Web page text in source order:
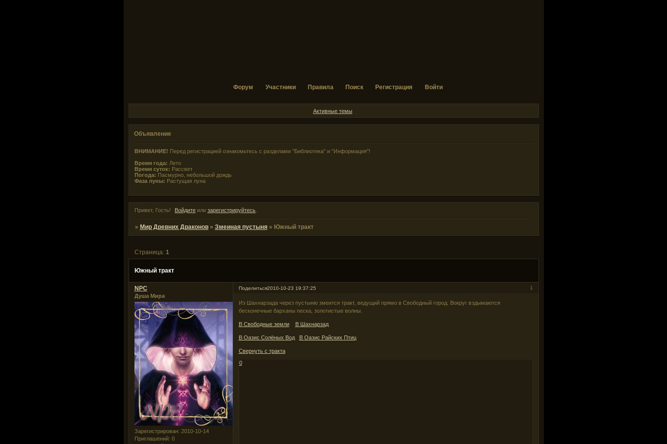
Форум Участники Правила Поиск Регистрация Войти
Активные темы
Объявление
ВНИМАНИЕ! Перед регистрацией ознакомьтесь с разделами "Библиотека" и "Информация"!
Время года: Лето
Время суток: Рассвет
Погода: Пасмурно, небольшой дождь
Фаза луны: Растущая луна
Привет, Гость! Войдите или зарегистрируйтесь
» Мир Древних Драконов » Змеиная пустыня » Южный тракт
Южный тракт
Страница: 1
Поделиться 1
2010-10-23 19:37:25
NPC
Душа Мира
Зарегистрирован: 2010-10-14
Приглашений: 0
Из Шахнарзада через пустыню змеится тракт, ведущий прямо в Свободный город. Вокруг вздымаются
бесконечные барханы песка, золотистые волны.
В Свободные земли В Шахнарзад
В Оазис Солёных Вод В Оазис Райских Птиц
Свернуть с тракта
0